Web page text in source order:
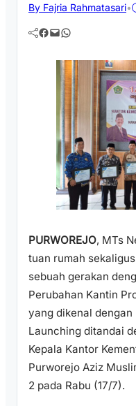
By Fajria Rahmatasari•
Facebook Mail WhatsApp
PURWOREJO, MTs
tuan rumah
sebuah gerakan
Perubahan Kantin
yang dikenal dengan
Launching ditandai
Kepala Kantor
Purworejo Aziz
2 pada Rabu (17/7).